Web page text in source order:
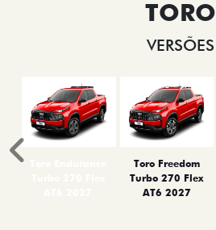
TORO
VERSÕES
Toro Freedom
Turbo 270 Flex
AT6 2027
Anterior